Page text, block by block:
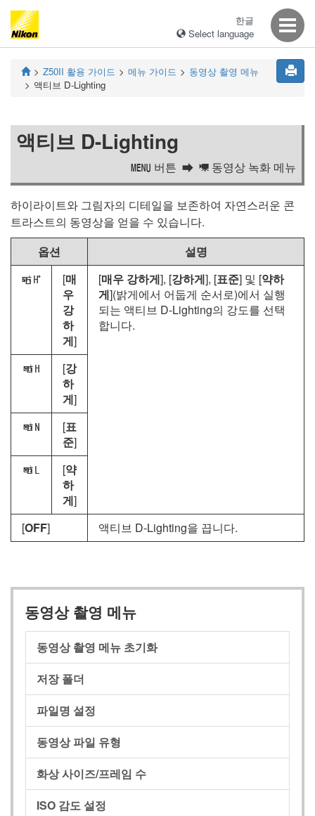
한글
Select language
Z50II 활용 가이드 메뉴 가이드
동영상 촬영 메뉴
액티브 D-Lighting
액티브 D-Lighting
G 버튼 1 동영상 녹화 메뉴
하이라이트와 그림자의 디테일을 보존하여 자연스러운 콘
트라스트의 동영상을 얻을 수 있습니다.
옵션
설명
Z [매
우
강
하
게]
[매우 강하게], [강하게], [표준] 및 [약하
게](밝게에서 어둡게 순서로)에서 실행
되는 액티브 D-Lighting의 강도를 선택
합니다.
P [강
하
게]
Q [표
준]
R [약
하
게]
[OFF] 액티브 D‑Lighting을 끕니다.
동영상 촬영 메뉴
동영상 촬영 메뉴 초기화
저장 폴더
파일명 설정
동영상 파일 유형
화상 사이즈/프레임 수
ISO 감도 설정